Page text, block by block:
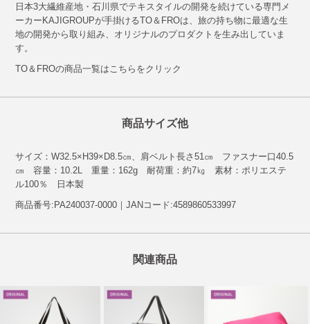
日本3大繊維産地・石川県でテキスタイルの開発を続けている専門メ
ーカーKAJIGROUPが手掛けるTO＆FROは、旅の持ち物に最適な生
地の開発から取り組み、オリジナルのプロダクトを生み出していま
す。
TO＆FROの商品一覧はこちらをクリック
商品サイズ他
サイズ：W32.5×H39×D8.5㎝、肩ベルト長さ51㎝ ファスナー口40.5
㎝ 容量：10.2L 重量：162g 耐荷重：約7㎏ 素材：ポリエステ
ル100％ 日本製
商品番号:PA240037-0000｜JANコード:4589860533997
関連商品